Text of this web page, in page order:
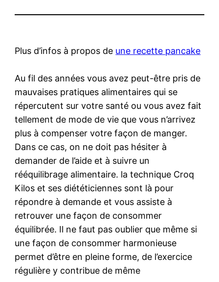
Plus d’infos à propos de une recette pancake
Au fil des années vous avez peut-être pris de
mauvaises pratiques alimentaires qui se
répercutent sur votre santé ou vous avez fait
tellement de mode de vie que vous n’arrivez
plus à compenser votre façon de manger.
Dans ce cas, on ne doit pas hésiter à
demander de l’aide et à suivre un
rééquilibrage alimentaire. la technique Croq
Kilos et ses diététiciennes sont là pour
répondre à demande et vous assiste à
retrouver une façon de consommer
équilibrée. Il ne faut pas oublier que même si
une façon de consommer harmonieuse
permet d’être en pleine forme, de l’exercice
régulière y contribue de même